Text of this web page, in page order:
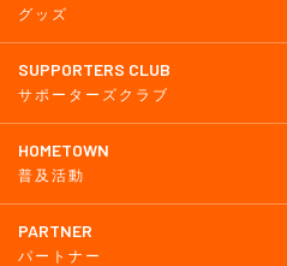
グッズ
SUPPORTERS CLUB
サポーターズクラブ
HOMETOWN
普及活動
PARTNER
パートナー